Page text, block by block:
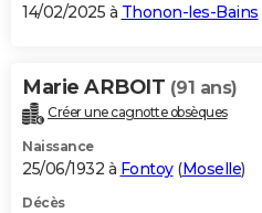
S'inscrire
Se connecter
Lycées
Collèges
Primaires
Universités
Entreprises
Service militaire
Avis de recherche
AVIS DE DÉCÈS
Bricolage
Lifestyle
Culture
Sport
Auto
Television
Voyage
Cinema
14/02/2025 à Thonon-les-Bains
Marie ARBOIT (91 ans)
Créer une cagnotte obsèques
Naissance
25/06/1932 à Fontoy(Moselle)
Décès